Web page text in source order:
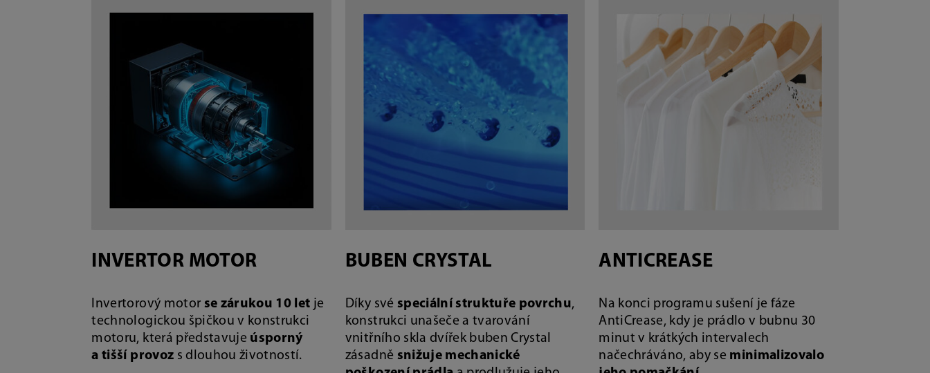
INVERTOR MOTOR
Invertorový motor se zárukou 10 let je
technologickou špičkou v konstrukci
motoru, která představuje úsporný
a tišší provoz s dlouhou životností.
BUBEN CRYSTAL
Díky své speciální struktuře povrchu,
konstrukci unašeče a tvarování
vnitřního skla dvířek buben Crystal
zásadně snižuje mechanické
ANTICREASE
Na konci programu sušení je fáze
AntiCrease, kdy je prádlo v bubnu 30
minut v krátkých intervalech
načechráváno, aby se minimalizovalo